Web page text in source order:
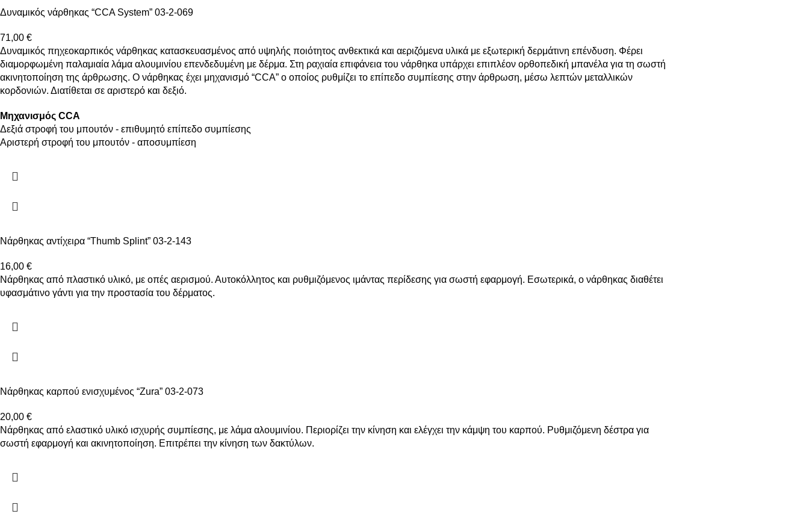
Δυναμικός νάρθηκας “CCA System” 03-2-069
71,00 €
Δυναμικός πηχεοκαρπικός νάρθηκας κατασκευασμένος από υψηλής ποιότητoς ανθεκτικά και αεριζόμενα υλικά με εξωτερική δερμάτινη επένδυση. Φέρει
διαμορφωμένη παλαμιαία λάμα αλουμινίου επενδεδυμένη με δέρμα. Στη ραχιαία επιφάνεια του νάρθηκα υπάρχει επιπλέον ορθοπεδική μπανέλα για τη σωστή
ακινητοποίηση της άρθρωσης. Ο νάρθηκας έχει μηχανισμό “CCA” ο οποίος ρυθμίζει το επίπεδο συμπίεσης στην άρθρωση, μέσω λεπτών μεταλλικών
κορδονιών. Διατίθεται σε αριστερό και δεξιό.
Μηχανισμός CCA
Δεξιά στροφή του μπουτόν - επιθυμητό επίπεδο συμπίεσης
Αριστερή στροφή του μπουτόν - αποσυμπίεση
Νάρθηκας αντίχειρα “Thumb Splint” 03-2-143
16,00 €
Νάρθηκας από πλαστικό υλικό, με οπές αερισμού. Αυτοκόλλητος και ρυθμιζόμενος ιμάντας περίδεσης για σωστή εφαρμογή. Εσωτερικά, ο νάρθηκας διαθέτει
υφασμάτινο γάντι για την προστασία του δέρματος.
Νάρθηκας καρπού ενισχυμένος “Zura” 03-2-073
20,00 €
Νάρθηκας από ελαστικό υλικό ισχυρής συμπίεσης, με λάμα αλουμινίου. Περιορίζει την κίνηση και ελέγχει την κάμψη του καρπού. Ρυθμιζόμενη δέστρα για
σωστή εφαρμογή και ακινητοποίηση. Επιτρέπει την κίνηση των δακτύλων.